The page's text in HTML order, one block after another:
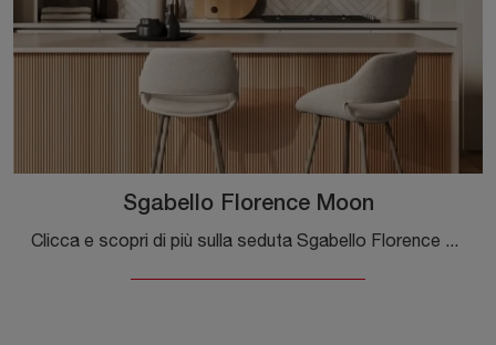
Sgabello Florence Moon
Clicca e scopri di più sulla seduta Sgabello Florence Moon di Bizzotto in tessuto: le più originali Sedie sgabelli moderne ti attendono.